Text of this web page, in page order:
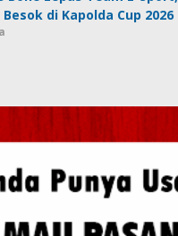
di Kapolda Cup 2026